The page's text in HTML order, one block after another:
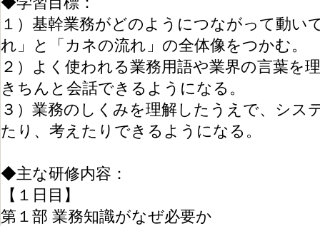
１）基幹業務がどのようにつながって動い
れ」と「カネの流れ」の全体像をつかむ。
２）よく使われる業務用語や業界の言葉を
きちんと会話できるようになる。
３）業務のしくみを理解したうえで、シス
たり、考えたりできるようになる。
◆主な研修内容：
【１日目】
第１部 業務知識がなぜ必要か